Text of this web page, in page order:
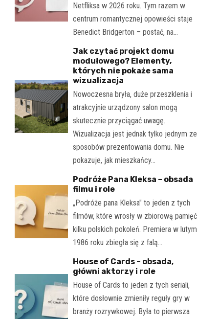
Netfliksa w 2026 roku. Tym razem w
centrum romantycznej opowieści staje
Benedict Bridgerton – postać, na…
Jak czytać projekt domu
modułowego? Elementy,
których nie pokaże sama
wizualizacja
Nowoczesna bryła, duże przeszklenia i
atrakcyjnie urządzony salon mogą
skutecznie przyciągać uwagę.
Wizualizacja jest jednak tylko jednym ze
sposobów prezentowania domu. Nie
pokazuje, jak mieszkańcy…
Podróże Pana Kleksa – obsada
filmu i role
„Podróże pana Kleksa" to jeden z tych
filmów, które wrosły w zbiorową pamięć
kilku polskich pokoleń. Premiera w lutym
1986 roku zbiegła się z falą…
House of Cards – obsada,
główni aktorzy i role
House of Cards to jeden z tych seriali,
które dosłownie zmieniły reguły gry w
branży rozrywkowej. Była to pierwsza